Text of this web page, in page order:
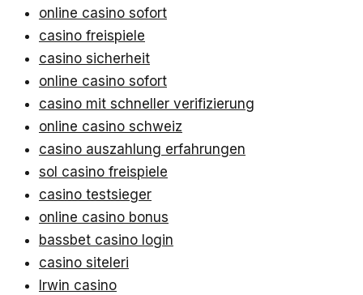
online casino sofort
casino freispiele
casino sicherheit
online casino sofort
casino mit schneller verifizierung
online casino schweiz
casino auszahlung erfahrungen
sol casino freispiele
casino testsieger
online casino bonus
bassbet casino login
casino siteleri
Irwin casino